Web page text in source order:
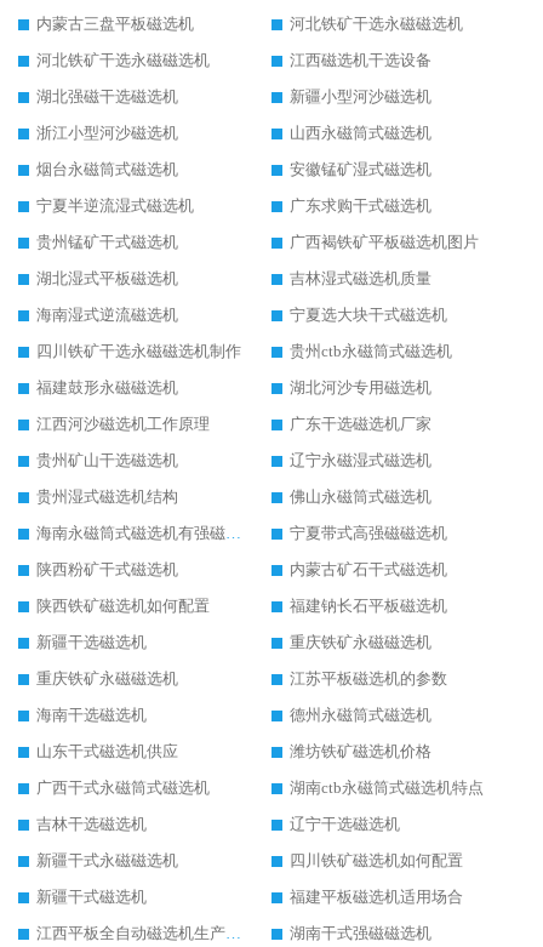
内蒙古三盘平板磁选机
河北铁矿干选永磁磁选机
河北铁矿干选永磁磁选机
江西磁选机干选设备
湖北强磁干选磁选机
新疆小型河沙磁选机
浙江小型河沙磁选机
山西永磁筒式磁选机
烟台永磁筒式磁选机
安徽锰矿湿式磁选机
宁夏半逆流湿式磁选机
广东求购干式磁选机
贵州锰矿干式磁选机
广西褐铁矿平板磁选机图片
湖北湿式平板磁选机
吉林湿式磁选机质量
海南湿式逆流磁选机
宁夏选大块干式磁选机
四川铁矿干选永磁磁选机制作
贵州ctb永磁筒式磁选机
福建鼓形永磁磁选机
湖北河沙专用磁选机
江西河沙磁选机工作原理
广东干选磁选机厂家
贵州矿山干选磁选机
辽宁永磁湿式磁选机
贵州湿式磁选机结构
佛山永磁筒式磁选机
海南永磁筒式磁选机有强磁的吗
宁夏带式高强磁磁选机
陕西粉矿干式磁选机
内蒙古矿石干式磁选机
陕西铁矿磁选机如何配置
福建钠长石平板磁选机
新疆干选磁选机
重庆铁矿永磁磁选机
重庆铁矿永磁磁选机
江苏平板磁选机的参数
海南干选磁选机
德州永磁筒式磁选机
山东干式磁选机供应
潍坊铁矿磁选机价格
广西干式永磁筒式磁选机
湖南ctb永磁筒式磁选机特点
吉林干选磁选机
辽宁干选磁选机
新疆干式永磁磁选机
四川铁矿磁选机如何配置
新疆干式磁选机
福建平板磁选机适用场合
江西平板全自动磁选机生产厂家
湖南干式强磁磁选机